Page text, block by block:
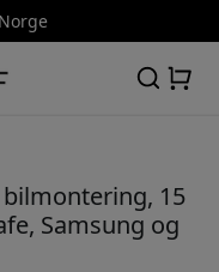
15
Samsung og